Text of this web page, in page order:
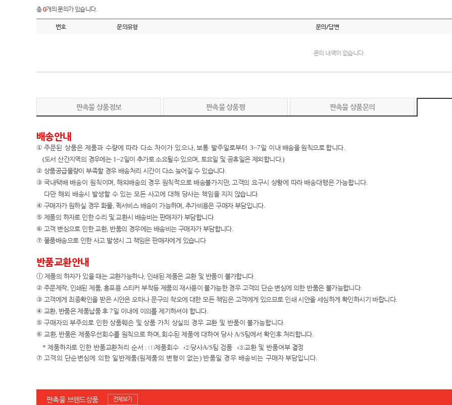
총0개의 문의가 있습니다.
번호 문의유형 문의/답변
문의 내역이 없습니다.
판촉물 상품정보 판촉물 상품평 판촉물 상품문의
배송안내
① 주문된 상품은 제품과 수량에 따라 다소 차이가 있으나,보통 발주일로부터 3~7일 이내 배송을 원칙으로 합니다.
(도서 산간지역의 경우에는 1~2일이 추가로 소요될수 있으며, 토요일 및 공휴일은 제외합니다.)
② 상품공급물량이 부족할 경우 배송처리 시간이 다소 늦어질 수 있습니다.
③ 국내택배 배송이 원칙이며,해외배송의 경우 원칙적으로 배송불가지만, 고객의 요구시 상황에 따라 배송대행은 가능합니다.
다만 해외 배송시 발생할 수 있는 모든 사고에 대해 당사는 책임을 지지 않습니다.
④ 구매자가 원하실 경우 화물, 퀵서비스 배송이 가능하며, 추가비용은 구매자 부담입니다.
⑤ 제품의 하자로 인한 수리 및 교환시 배송비는 판매자가 부담합니다.
⑥ 고객 변심으로 인한 교환, 반품의 경우에는 배송비는 구매자가 부담합니다.
⑦ 물품배송으로 인한 사고 발생시 그 책임은 판매자에게 있습니다
반품교환안내
ⓛ 제품의 하자가 있을 때는 교환가능하나, 인쇄된 제품은 교환 및 반품이 불가합니다.
② 주문제작, 인쇄된 제품,홍포용 스티커 부착등 제품의 재사용이 불가능한 경우 고객의 단순 변심에 의한 반품은 불가능합니다.
③ 고객에게 최종확인을 받은 시안은 오타나 문구의 착오에 대한 모든 책임은 고객에게 있으므로 인쇄 시안을 세심하게 확인하시기 바랍니다.
④ 교환, 반품은 제품납품 후7일 이내에 이의를 제기하셔야 합니다.
⑤ 구매자의 부주의로 인한 상품훼손 및 상품 가치 상실의 경우 교환 및 반품이 불가능합니다.
⑥ 교환, 반품은 제품우선회수를 원칙으로 하며,회수된 제품에 대하여 당사A/S팀에서 확인후 처리합니다.
* 제품하자로 인한 반품교환처리 순서 :①제품회수→②당사A/S팀 검품 →③교환 및 반품여부 결정
⑦ 고객의 단순변심에 의한 일반제품(원제품의 변형이 없는) 반품일 경우 배송비는 구매자 부담입니다.
판촉물 브랜드상품 전체보기